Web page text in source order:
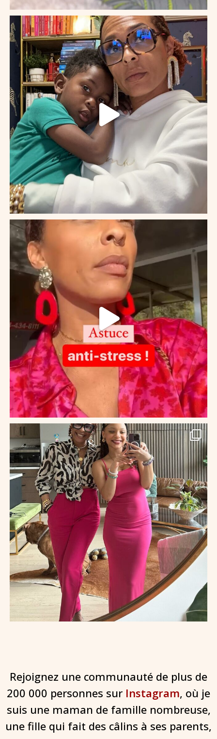
Rejoignez une communauté de plus de
200 000 personnes sur Instagram, où je
suis une maman de famille nombreuse,
une fille qui fait des câlins à ses parents,